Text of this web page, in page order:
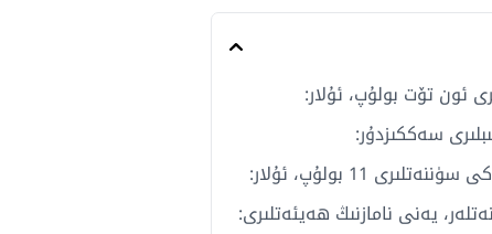
ئون تۆت بولۇپ، ئۇلار:
سەككىزدۇر:
11 بولۇپ، ئۇلار:
يەنى نامازنىڭ ھەيئەتلىرى: